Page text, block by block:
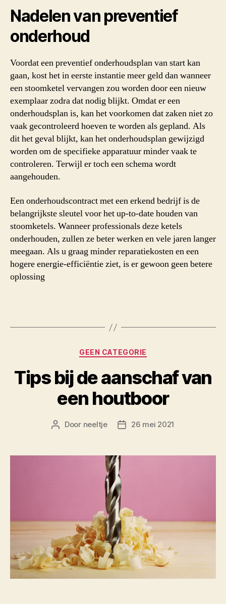
Nadelen van preventief
onderhoud
Voordat een preventief onderhoudsplan van start kan
gaan, kost het in eerste instantie meer geld dan wanneer
een stoomketel vervangen zou worden door een nieuw
exemplaar zodra dat nodig blijkt. Omdat er een
onderhoudsplan is, kan het voorkomen dat zaken niet zo
vaak gecontroleerd hoeven te worden als gepland. Als
dit het geval blijkt, kan het onderhoudsplan gewijzigd
worden om de specifieke apparatuur minder vaak te
controleren. Terwijl er toch een schema wordt
aangehouden.
Een onderhoudscontract met een erkend bedrijf is de
belangrijkste sleutel voor het up-to-date houden van
stoomketels. Wanneer professionals deze ketels
onderhouden, zullen ze beter werken en vele jaren langer
meegaan. Als u graag minder reparatiekosten en een
hogere energie-efficiëntie ziet, is er gewoon geen betere
oplossing
Categorieën
GEEN CATEGORIE
Tips bij de aanschaf van
een houtboor
Berichtauteur
Door neeltje Berichtdatum
26 mei 2021